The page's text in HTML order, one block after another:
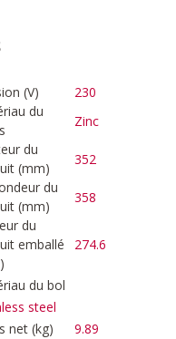
(V)
230
du
Zinc
du
(mm)
352
du
(mm)
358
du
emballé
274.6
du bol
steel
net (kg)
9.89